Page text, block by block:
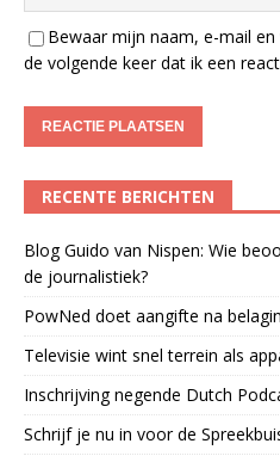
Bewaar mijn naam, e-mail
de volgende keer dat ik een
RECENTE BERICHTEN
Blog Guido van Nispen: Wie
de journalistiek?
PowNed doet aangifte na
Televisie wint snel terrein als
Inschrijving negende Dutch
Schrijf je nu in voor de